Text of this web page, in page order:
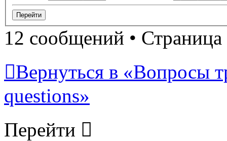
12 сообщений • Страница
Вернуться в «Вопросы
questions»
Перейти